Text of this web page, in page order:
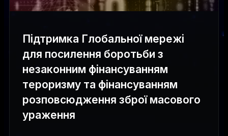
Підтримка Глобальної мережі
для посилення боротьби з
незаконним фінансуванням
тероризму та фінансуванням
розповсюдження зброї масового
ураження